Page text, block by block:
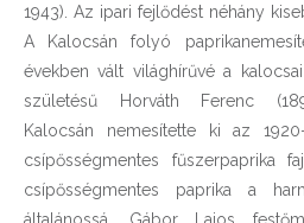
1943). Az ipari fejlődést néhány
A Kalocsán folyó
években vált világhírűvé a
születésű Horváth Ferenc
Kalocsán nemesítette ki az
csípősségmentes fűszerpaprika
csípősségmentes paprika a